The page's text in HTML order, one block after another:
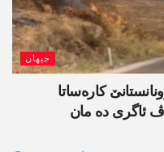
جیھان
کارەساتا